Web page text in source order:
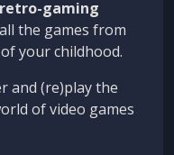
gaming
the games from
your childhood.
and (re)play the
of video games